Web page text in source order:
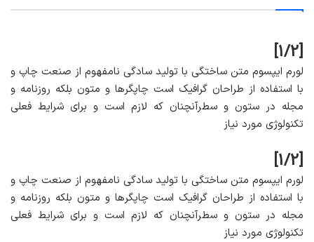
[1/2]
لورم ایپسوم متن ساختگی با تولید سادگی نامفهوم از صنعت چاپ و
با استفاده از طراحان گرافیک است چاپگرها و متون بلکه روزنامه و
مجله در ستون و سطرآنچنان که لازم است و برای شرایط فعلی
تکنولوژی مورد نیاز
[1/2]
لورم ایپسوم متن ساختگی با تولید سادگی نامفهوم از صنعت چاپ و
با استفاده از طراحان گرافیک است چاپگرها و متون بلکه روزنامه و
مجله در ستون و سطرآنچنان که لازم است و برای شرایط فعلی
تکنولوژی مورد نیاز